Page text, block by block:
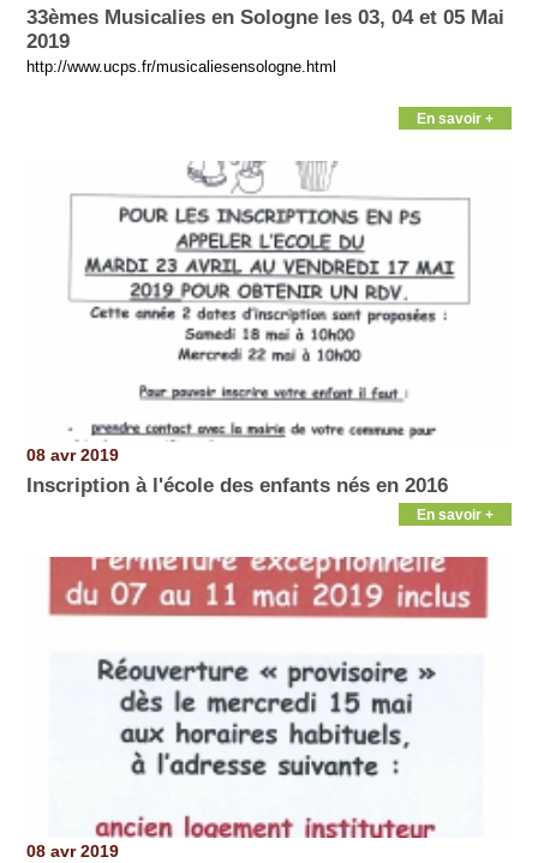
33èmes Musicalies en Sologne les 03, 04 et 05 Mai
2019
http://www.ucps.fr/musicaliesensologne.html
En savoir +
08 avr 2019
Inscription à l'école des enfants nés en 2016
En savoir +
08 avr 2019